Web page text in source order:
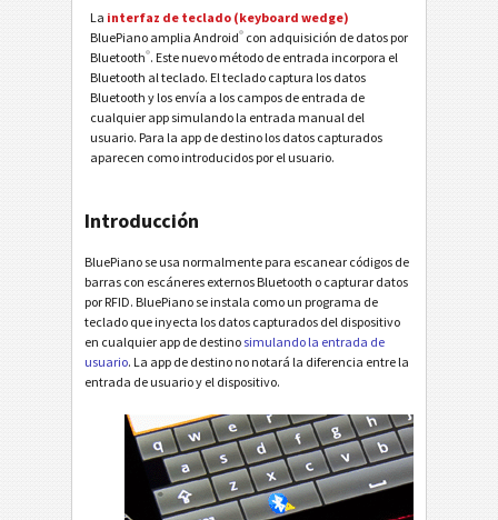
La interfaz de teclado (keyboard wedge)
BluePiano amplia Android® con adquisición de datos por
Bluetooth®. Este nuevo método de entrada incorpora el
Bluetooth al teclado. El teclado captura los datos
Bluetooth y los envía a los campos de entrada de
cualquier app simulando la entrada manual del
usuario. Para la app de destino los datos capturados
aparecen como introducidos por el usuario.
Introducción
BluePiano se usa normalmente para escanear códigos de
barras con escáneres externos Bluetooth o capturar datos
por RFID. BluePiano se instala como un programa de
teclado que inyecta los datos capturados del dispositivo
en cualquier app de destino simulando la entrada de
usuario. La app de destino no notará la diferencia entre la
entrada de usuario y el dispositivo.